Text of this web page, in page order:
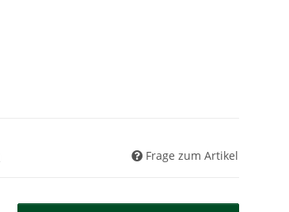
Frage zum Artikel